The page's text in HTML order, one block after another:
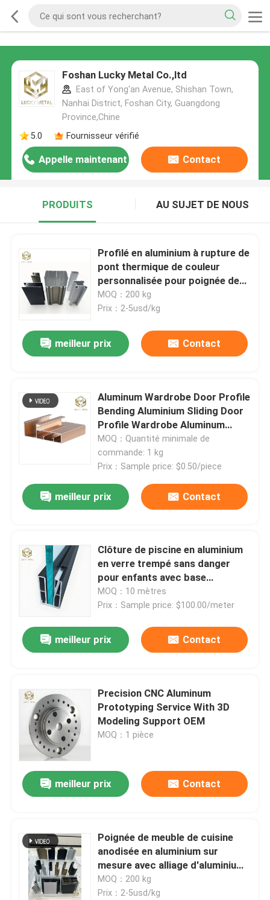
Foshan Lucky Metal Co.,ltd
East of Yong'an Avenue, Shishan Town,
Nanhai District, Foshan City, Guangdong
Province,Chine
5.0
Fournisseur vérifié
Appelle maintenant Contact
PRODUITS AU SUJET DE NOUS
Profilé en aluminium à rupture de
pont thermique de couleur
personnalisée pour poignée de
meuble de cuisine et portes de
garde-robe
MOQ：200 kg
Prix：2-5usd/kg
meilleur prix Contact
Aluminum Wardrobe Door Profile
Bending Aluminium Sliding Door
Profile Wardrobe Aluminum
Wardrobe Profile
MOQ：Quantité minimale de
commande: 1 kg
Prix：Sample price: $0.50/piece
meilleur prix Contact
Clôture de piscine en aluminium
en verre trempé sans danger
pour enfants avec base
antidérapante
MOQ：10 mètres
Prix：Sample price: $100.00/meter
meilleur prix Contact
Precision CNC Aluminum
Prototyping Service With 3D
Modeling Support OEM
MOQ：1 pièce
meilleur prix Contact
Poignée de meuble de cuisine
anodisée en aluminium sur
mesure avec alliage d'aluminium
6063 et test de contrôle qualité
à 100%
MOQ：200 kg
Prix：2-5usd/kg